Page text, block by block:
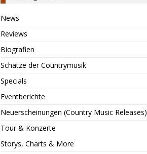
News
Reviews
Biografien
Schätze der Countrymusik
Specials
Eventberichte
Neuerscheinungen (Country Music Releases)
Tour & Konzerte
Storys, Charts & More